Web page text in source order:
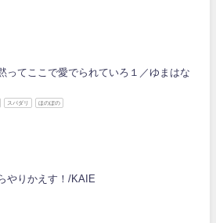
ってここで愛でられていろ１／ゆまはな
スパダリ ほのぼの
やりかえす！/KAIE